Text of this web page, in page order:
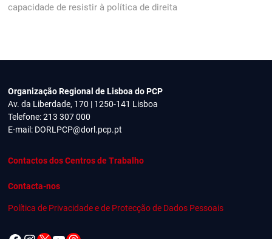
capacidade de resistir à política de direita
Organização Regional de Lisboa do PCP
Av. da Liberdade, 170 | 1250-141 Lisboa
Telefone: 213 307 000
E-mail: DORLPCP@dorl.pcp.pt
Contactos dos Centros de Trabalho
Contacta-nos
Política de Privacidade e de Protecção de Dados Pessoais